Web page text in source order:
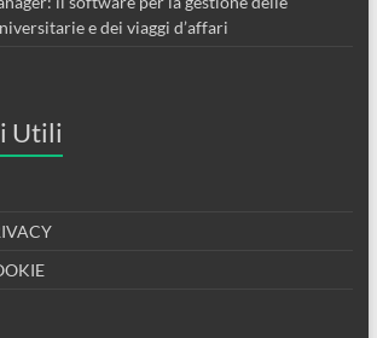
e dei viaggi d’affari
Utili